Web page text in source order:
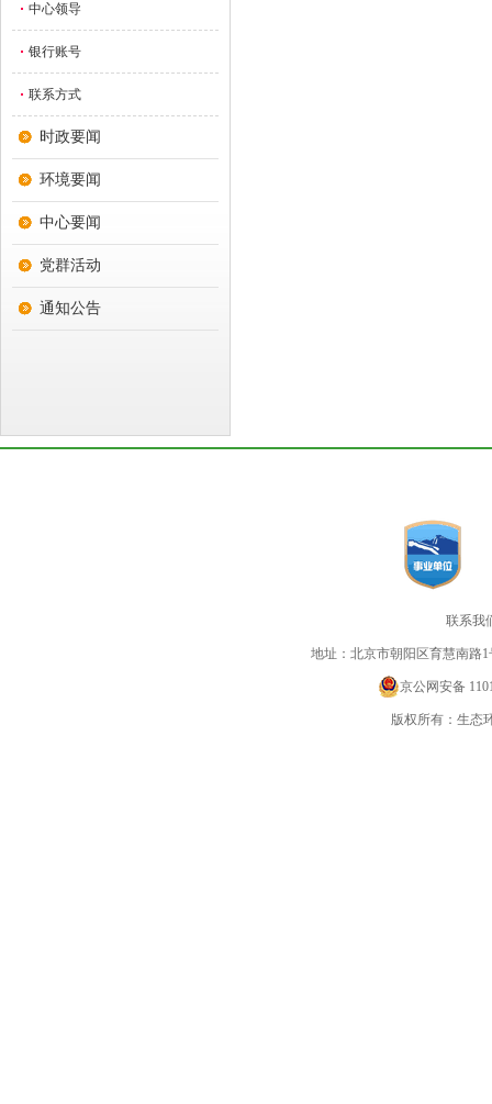
中心领导
银行账号
联系方式
时政要闻
环境要闻
中心要闻
党群活动
通知公告
联系我
地址：北京市朝阳区育慧南路1
京公网安备
版权所有：生态